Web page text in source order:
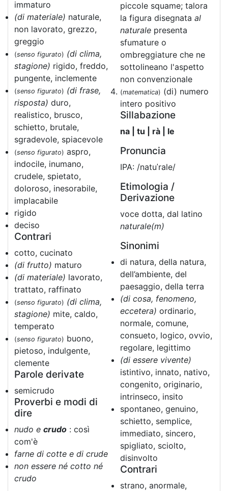
immaturo
(di materiale) naturale,
non lavorato, grezzo,
greggio
(senso figurato) (di clima,
stagione) rigido, freddo,
pungente, inclemente
(senso figurato) (di frase,
risposta) duro,
realistico, brusco,
schietto, brutale,
sgradevole, spiacevole
(senso figurato) aspro,
indocile, inumano,
crudele, spietato,
doloroso, inesorabile,
implacabile
rigido
deciso
Contrari
cotto, cucinato
(di frutto) maturo
(di materiale) lavorato,
trattato, raffinato
(senso figurato) (di clima,
stagione) mite, caldo,
temperato
(senso figurato) buono,
pietoso, indulgente,
clemente
Parole derivate
semicrudo
Proverbi e modi di
dire
nudo e crudo : così
com'è
farne di cotte e di crude
non essere né cotto né
crudo
piccole squame; talora
la figura disegnata al
naturale presenta
sfumature o
ombreggiature che ne
sottolineano l'aspetto
non convenzionale
(matematica) (di) numero
intero positivo
Sillabazione
na | tu | rà | le
Pronuncia
IPA: /natuˈrale/
Etimologia /
Derivazione
voce dotta, dal latino
naturale(m)
Sinonimi
di natura, della natura,
dell’ambiente, del
paesaggio, della terra
(di cosa, fenomeno,
eccetera) ordinario,
normale, comune,
consueto, logico, ovvio,
regolare, legittimo
(di essere vivente)
istintivo, innato, nativo,
congenito, originario,
intrinseco, insito
spontaneo, genuino,
schietto, semplice,
immediato, sincero,
spigliato, sciolto,
disinvolto
Contrari
strano, anormale,